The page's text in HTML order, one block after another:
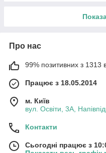
Про нас
99% позитивних з 1313
Працює з 18.05.2014
м. Київ
вул. Освіти, 3А,
Контакти
Сьогодні працює з